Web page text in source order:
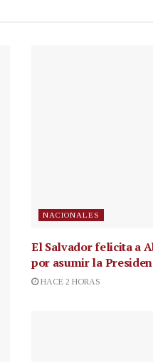
NACIONALES
El Salvador felicita a
por asumir la
HACE 2 HORAS